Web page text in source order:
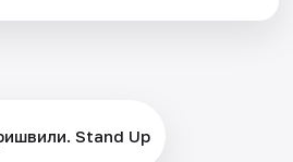
Stand Up